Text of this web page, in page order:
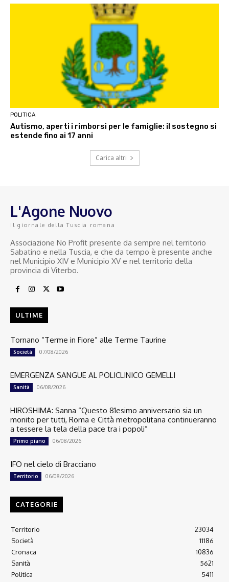
POLITICA
Autismo, aperti i rimborsi per le famiglie: il sostegno si
estende fino ai 17 anni
Carica altri
L'Agone Nuovo
Il giornale della Tuscia romana
Associazione No Profit presente da sempre nel territorio
Sabatino e nella Tuscia, e che da tempo è presente anche
nel Municipio XIV e Municipio XV e nel territorio della
provincia di Viterbo.
ULTIME
Tornano “Terme in Fiore” alle Terme Taurine
Società 07/08/2026
EMERGENZA SANGUE AL POLICLINICO GEMELLI
Sanità 06/08/2026
HIROSHIMA: Sanna “Questo 81esimo anniversario sia un
monito per tutti, Roma e Città metropolitana continueranno
a tessere la tela della pace tra i popoli”
Primo piano 06/08/2026
IFO nel cielo di Bracciano
Territorio 06/08/2026
CATEGORIE
Territorio
23034
Società
11186
Cronaca
10836
Sanità
5621
Politica
5411